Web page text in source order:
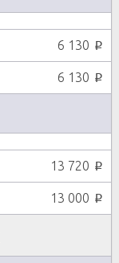
6 130 p
6 130 p
13 720 p
13 000 p